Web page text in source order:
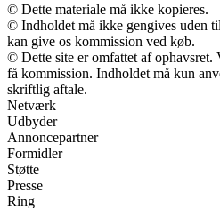
© Dette materiale må ikke kopieres.
© Indholdet må ikke gengives uden
kan give os kommission ved køb.
© Dette site er omfattet af
få kommission. Indholdet må kun
skriftlig aftale.
Netværk
Udbyder
Annoncepartner
Formidler
Støtte
Presse
Ring